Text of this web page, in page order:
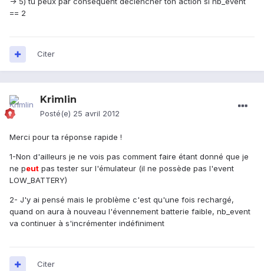
== 2
Citer
Krimlin
Posté(e) 25 avril 2012
Merci pour ta réponse rapide !
1-Non d'ailleurs je ne vois pas comment faire étant donné que je
ne peut pas tester sur l'émulateur (il ne possède pas l'event
LOW_BATTERY)
2- J'y ai pensé mais le problème c'est qu'une fois rechargé,
quand on aura à nouveau l'évennement batterie faible, nb_event
va continuer à s'incrémenter indéfiniment
Citer